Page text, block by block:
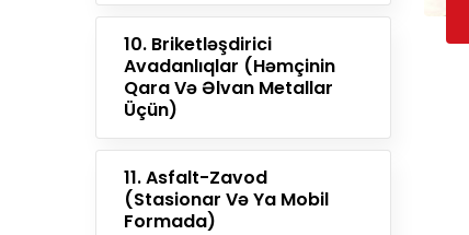
10. Briketləşdirici
Avadanlıqlar (həmçinin
Qara Və Əlvan Metallar
Üçün)
11. Asfalt-Zavod
(stasionar Və Ya Mobil
Formada)